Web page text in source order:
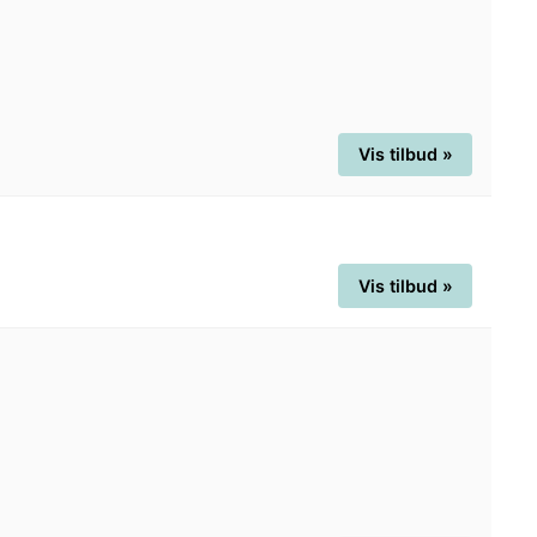
Vis tilbud »
Vis tilbud »